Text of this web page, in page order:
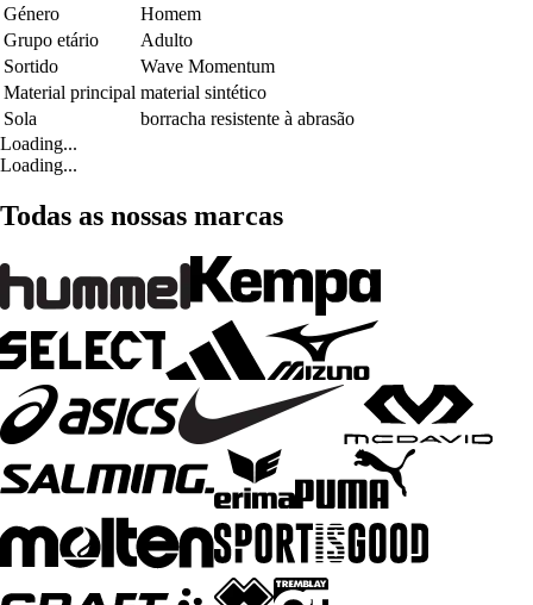
Género
Homem
Grupo etário
Adulto
Sortido
Wave Momentum
Material principal material sintético
Sola
borracha resistente à abrasão
Loading...
Loading...
Todas as nossas marcas